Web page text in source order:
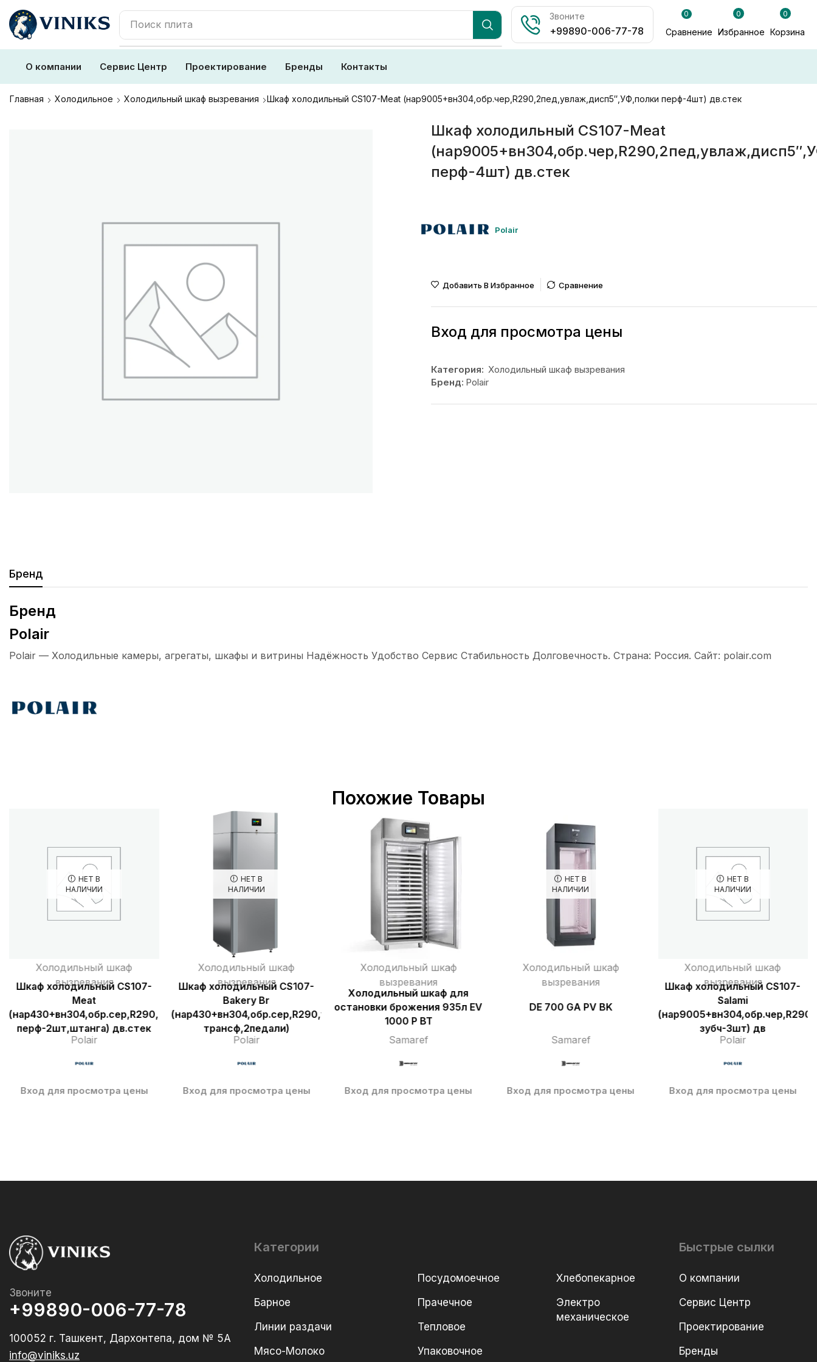
Поиск плита
Звоните
+99890-006-77-78
0
Сравнение
0
Избранное
0
Корзина
О компании Сервис Центр Проектирование Бренды Контакты
Главная Холодильное Холодильный шкаф вызревания Шкаф холодильный CS107-Meat (нар9005+вн304,обр.чер,R290,2пед,увлаж,дисп5″,УФ,полки перф-4шт) дв.стек
Шкаф холодильный CS107-Meat
перф-4шт) дв.стек
Polair
Добавить В Избранное Сравнение
Вход для просмотра цены
Категория: Холодильный шкаф вызревания
Бренд: Polair
Бренд
Бренд
Polair
Polair — Холодильные камеры, агрегаты, шкафы и витрины Надёжность Удобство Сервис Стабильность Долговечность. Страна: Россия. Сайт: polair.com
Похожие Товары
НЕТ В
НАЛИЧИИ
Холодильный шкаф
вызревания
Шкаф холодильный CS107-
Meat
(нар430+вн304,обр.сер,R290,2педали,увлаж,дисп5″,УФ,полки
перф-2шт,штанга) дв.стек
Polair
Вход для просмотра цены
НЕТ В
НАЛИЧИИ
Холодильный шкаф
вызревания
Шкаф холодильный CS107-
Bakery Br
(нар430+вн304,обр.сер,R290,увлаж,дисп5″,б/
трансф,2педали)
Polair
Вход для просмотра цены
Холодильный шкаф
вызревания
Холодильный шкаф для
остановки брожения 935л EV
1000 P BT
Samaref
Вход для просмотра цены
НЕТ В
НАЛИЧИИ
Холодильный шкаф
вызревания
DE 700 GA PV BK
Samaref
Вход для просмотра цены
НЕТ В
НАЛИЧИИ
Холодильный шкаф
вызревания
Шкаф холодильный CS107-
Salami
зубч-3шт) дв
Polair
Вход для просмотра цены
Звоните
+99890-006-77-78
100052 г. Ташкент, Дархонтепа, дом № 5А
info@viniks.uz
Категории
Холодильное
Барное
Линии раздачи
Мясо-Молоко
Посудомоечное
Прачечное
Тепловое
Упаковочное
Хлебопекарное
Электро
механическое
Быстрые сылки
О компании
Сервис Центр
Проектирование
Бренды